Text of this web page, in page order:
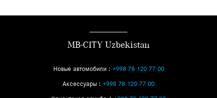
MB-CITY Uzbekistan
Новые автомобили : +998 78 120 77 00
Аксессуары : +998 78 120 77 00